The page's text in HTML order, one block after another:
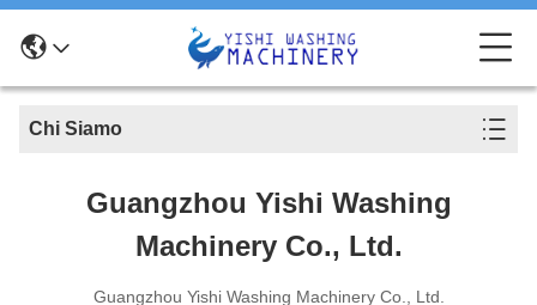
Chi Siamo
Guangzhou Yishi Washing
Machinery Co., Ltd.
Guangzhou Yishi Washing Machinery Co., Ltd.